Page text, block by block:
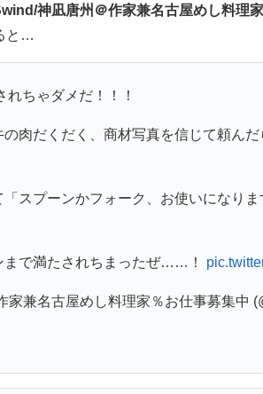
神凪唐州＠作家兼名古屋めし料理
と…
ちゃダメだ！！！
肉だくだく、商材写真を信じて頼ん
スプーンかフォーク、お使いになり
まで満たされちまったぜ……！
兼名古屋めし料理家％お仕事募集中